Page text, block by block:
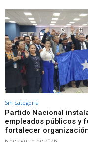
Sin categoría
Partido Nacional
empleados públicos y
fortalecer
6 de agosto de 2026